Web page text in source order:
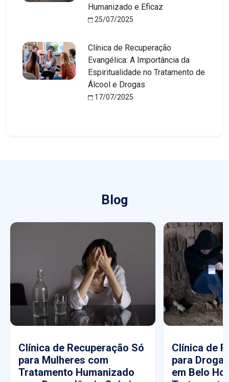
Humanizado e Eficaz
25/07/2025
Clínica de Recuperação
Evangélica: A Importância da
Espiritualidade no Tratamento de
Álcool e Drogas
17/07/2025
Blog
Clínica de Recuperação Só
para Mulheres com
Tratamento Humanizado
Clínica de
para
em Belo